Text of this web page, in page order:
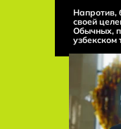
Напротив,
своей
Обычных,
г. Ташкент, ул. Садык
г. Ташкент, ул. Садык
г. Ташкент, ул. Садык